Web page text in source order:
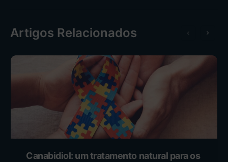
Artigos Relacionados
Canabidiol: um tratamento natural para os